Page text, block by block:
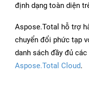
định dạng toàn diện
Aspose.Total hỗ trợ
chuyển đổi phức tạp
danh sách đầy đủ
Aspose.Total Cloud.